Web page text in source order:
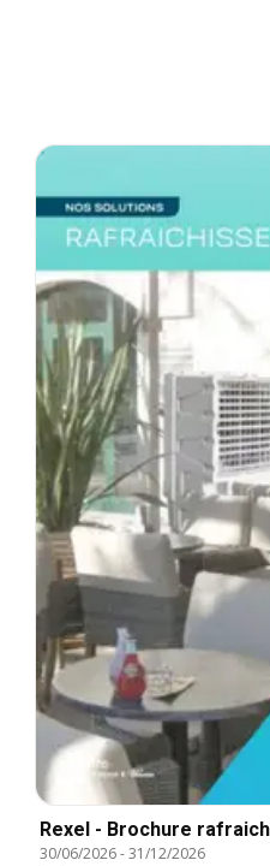
Rexel - Brochure
30/06/2026-31/12/2026